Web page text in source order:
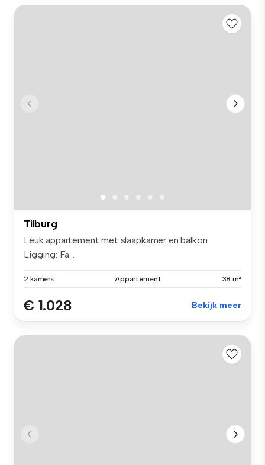
Tilburg
Leuk appartement met slaapkamer en balkon
Ligging: Fa...
2 kamers Appartement 38 m²
€ 1.028 Bekijk meer